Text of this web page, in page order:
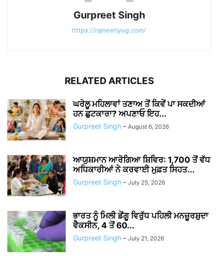
Gurpreet Singh
https://rajneetiyug.com/
RELATED ARTICLES
ਘਰੇਲੂ ਮਹਿਲਾਵਾਂ ਤਣਾਅ ਤੋਂ ਕਿਵੇਂ ਪਾ ਸਕਦੀਆਂ
ਹਨ ਛੁਟਕਾਰਾ? ਅਪਣਾਓ ਇਹ...
Gurpreet Singh - August 6, 2026
ਆਯੁਸ਼ਮਾਨ ਆਰੋਗਿਆ ਸ਼ਿਵਿਰ: 1,700 ਤੋਂ ਵੱਧ
ਅਧਿਕਾਰੀਆਂ ਨੇ ਕਰਵਾਈ ਮੁਫ਼ਤ ਸਿਹਤ...
Gurpreet Singh - July 25, 2026
ਭਾਰਤ ਨੂੰ ਮਿਲੀ ਡੇਂਗੂ ਵਿਰੁੱਧ ਪਹਿਲੀ ਮਨਜ਼ੂਰਸ਼ੁਦਾ
ਵੈਕਸੀਨ, 4 ਤੋਂ 60...
Gurpreet Singh - July 21, 2026